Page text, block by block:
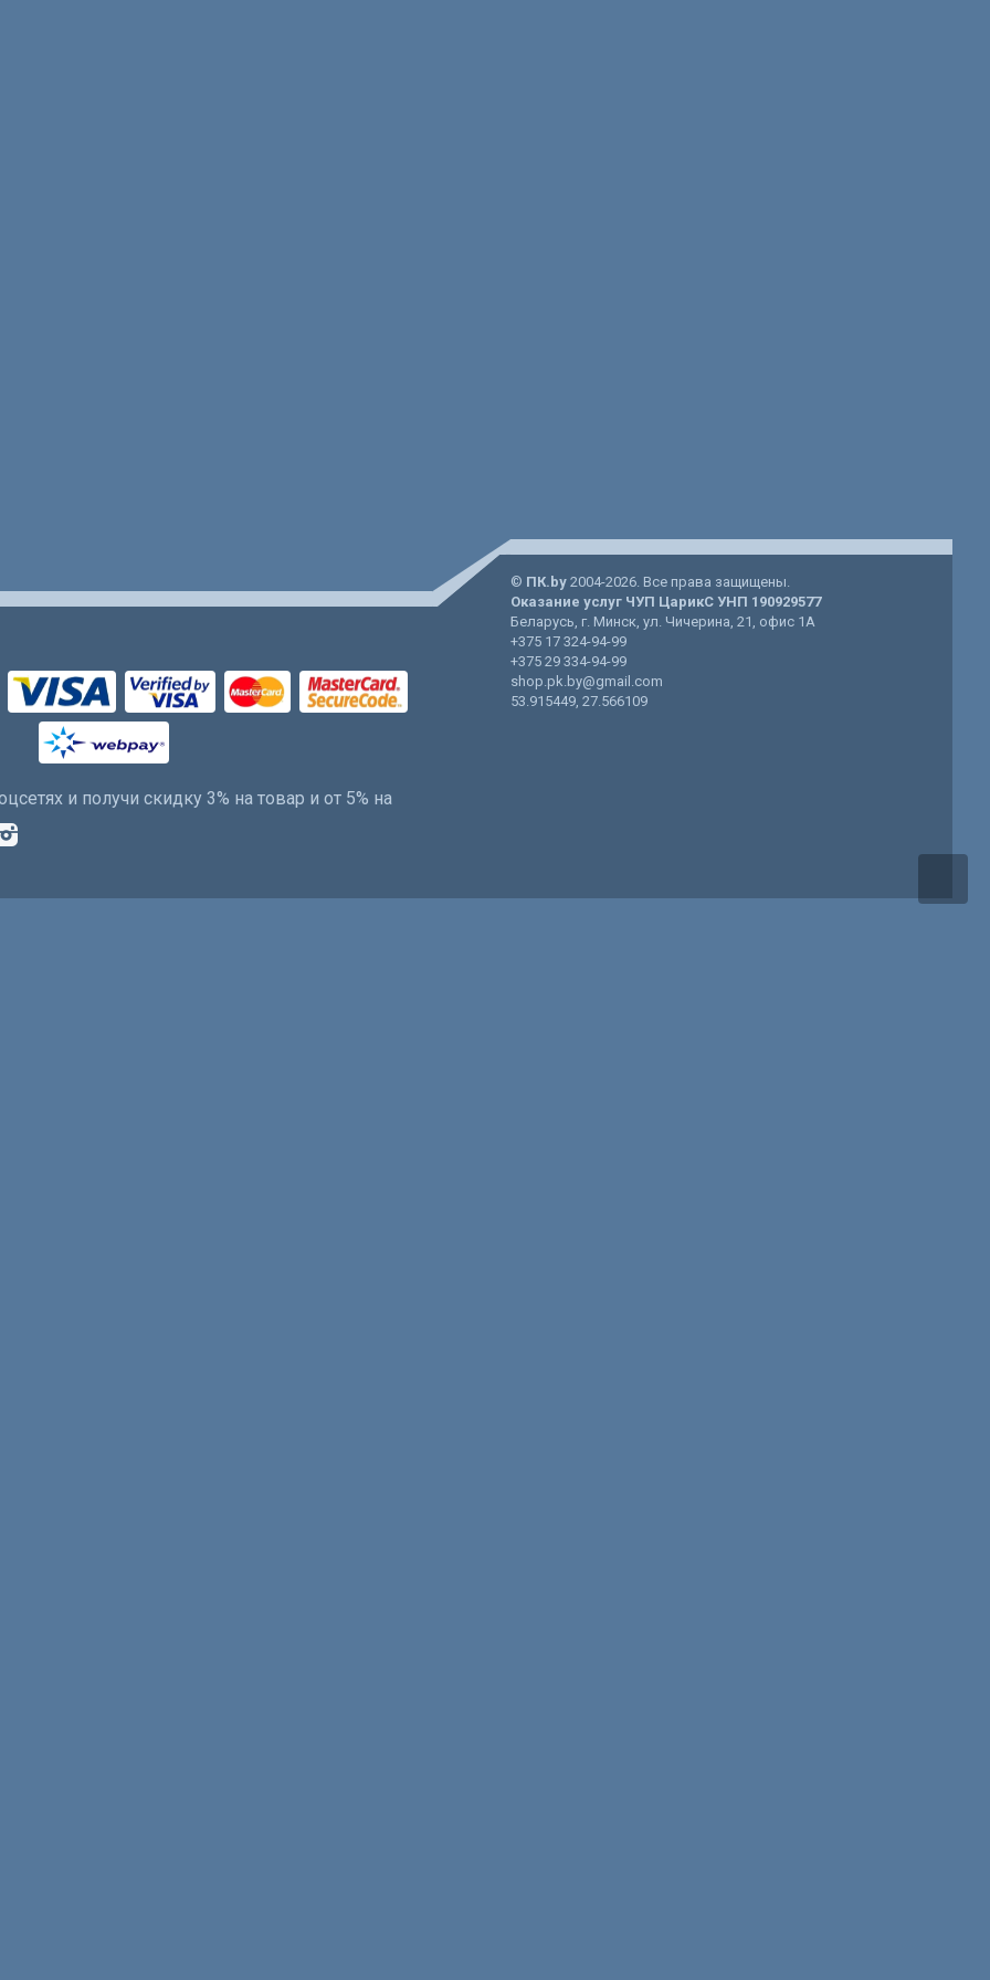
и получи скидку 3% на товар и от 5% на
© ПК.by 2004-2026. Все права защищены.
Оказание услуг ЧУП ЦарикС УНП 190929577
Беларусь, г. Минск, ул. Чичерина, 21 , офис 1А
+375 17 324-94-99
+375 29 334-94-99
shop.pk.by@gmail.com
53.915449,27.566109